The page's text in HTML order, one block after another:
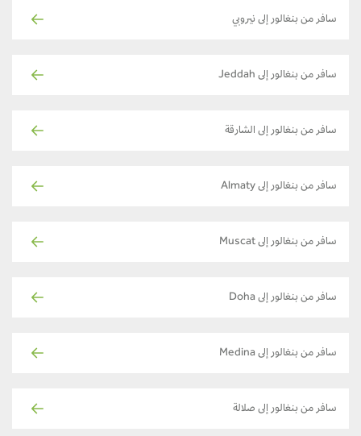
سافر من بنغالور إلى نيروبي
سافر من بنغالور إلى Jeddah
سافر من بنغالور إلى الشارقة
سافر من بنغالور إلى Almaty
سافر من بنغالور إلى Muscat
سافر من بنغالور إلى Doha
سافر من بنغالور إلى Medina
سافر من بنغالور إلى صلالة